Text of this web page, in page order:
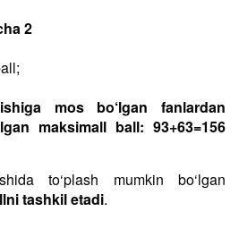
2
mos bo‘lgan fanlardan
maksimall ball: 93+63=156
to‘plash mumkin bo‘lgan
tashkil etadi.